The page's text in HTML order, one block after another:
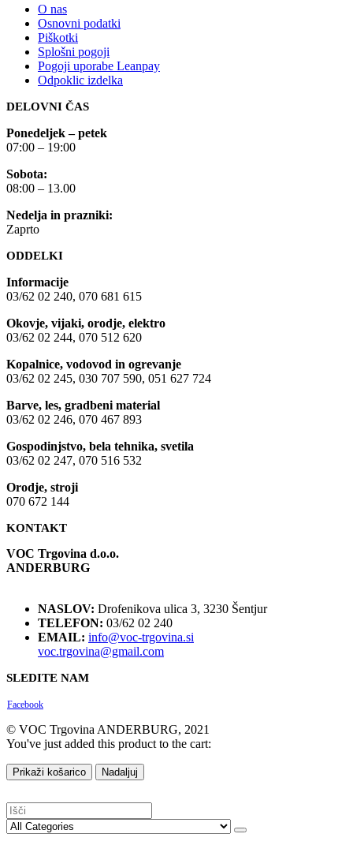
O nas
Osnovni podatki
Piškotki
Splošni pogoji
Pogoji uporabe Leanpay
Odpoklic izdelka
DELOVNI ČAS
Ponedeljek – petek
07:00 – 19:00
Sobota:
08:00 – 13.00
Nedelja in prazniki:
Zaprto
ODDELKI
Informacije
03/62 02 240, 070 681 615
Okovje, vijaki, orodje, elektro
03/62 02 244, 070 512 620
Kopalnice, vodovod in ogrevanje
03/62 02 245, 030 707 590, 051 627 724
Barve, les, gradbeni material
03/62 02 246, 070 467 893
Gospodinjstvo, bela tehnika, svetila
03/62 02 247, 070 516 532
Orodje, stroji
070 672 144
KONTAKT
VOC Trgovina d.o.o.
ANDERBURG
NASLOV: Drofenikova ulica 3, 3230 Šentjur
TELEFON: 03/62 02 240
EMAIL: info@voc-trgovina.si
voc.trgovina@gmail.com
SLEDITE NAM
Facebook
© VOC Trgovina ANDERBURG, 2021
You've just added this product to the cart:
Prikaži košarico Nadaljuj